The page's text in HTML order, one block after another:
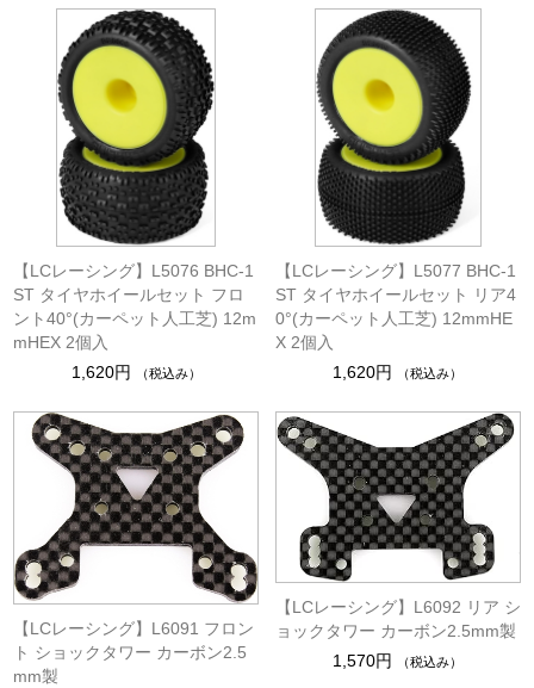
【LCレーシング】L5076 BHC-1
ST タイヤホイールセット フロ
ント40°(カーペット人工芝) 12m
mHEX 2個入
1,620円
（税込み）
【LCレーシング】L5077 BHC-1
ST タイヤホイールセット リア4
0°(カーペット人工芝) 12mmHE
X 2個入
1,620円
（税込み）
【LCレーシング】L6091 フロン
ト ショックタワー カーボン2.5
mm製
【LCレーシング】L6092 リア シ
ョックタワー カーボン2.5mm製
1,570円
（税込み）